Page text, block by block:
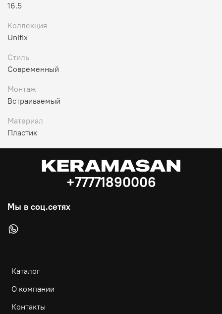
16.5
Коллекция
Unifix
Стиль
Современный
Монтаж
Встраиваемый
Материал
Пластик
+77771890006
Мы в соц.сетях
Каталог
О компании
Контакты